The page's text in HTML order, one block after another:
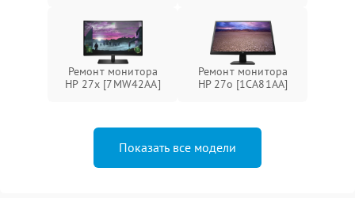
Ремонт монитора
HP 27x [7MW42AA]
Ремонт монитора
HP 27o [1CA81AA]
Показать все модели